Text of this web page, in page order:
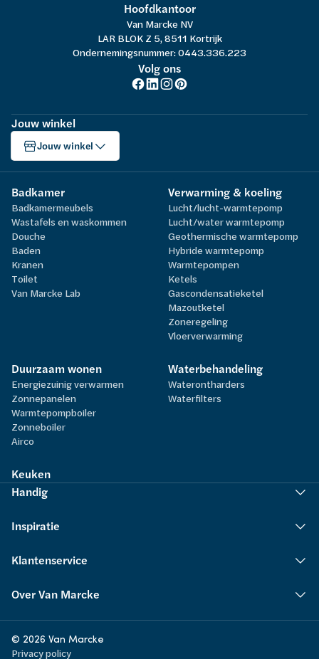
Hoofdkantoor
Van Marcke NV
LAR BLOK Z 5, 8511 Kortrijk
Ondernemingsnummer: 0443.336.223
Volg ons
Jouw winkel
Jouw winkel
Badkamer
Badkamermeubels
Wastafels en waskommen
Douche
Baden
Kranen
Toilet
Van Marcke Lab
Verwarming & koeling
Lucht/lucht-warmtepomp
Lucht/water warmtepomp
Geothermische warmtepomp
Hybride warmtepomp
Warmtepompen
Ketels
Gascondensatieketel
Mazoutketel
Zoneregeling
Vloerverwarming
Duurzaam wonen
Energiezuinig verwarmen
Zonnepanelen
Warmtepompboiler
Zonneboiler
Airco
Waterbehandeling
Waterontharders
Waterfilters
Keuken
Handig
Inspiratie
Klantenservice
Over Van Marcke
© 2026 Van Marcke
Privacy policy